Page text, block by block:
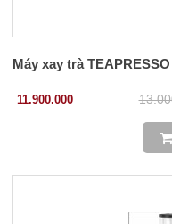
Máy xay trà
11.900.000